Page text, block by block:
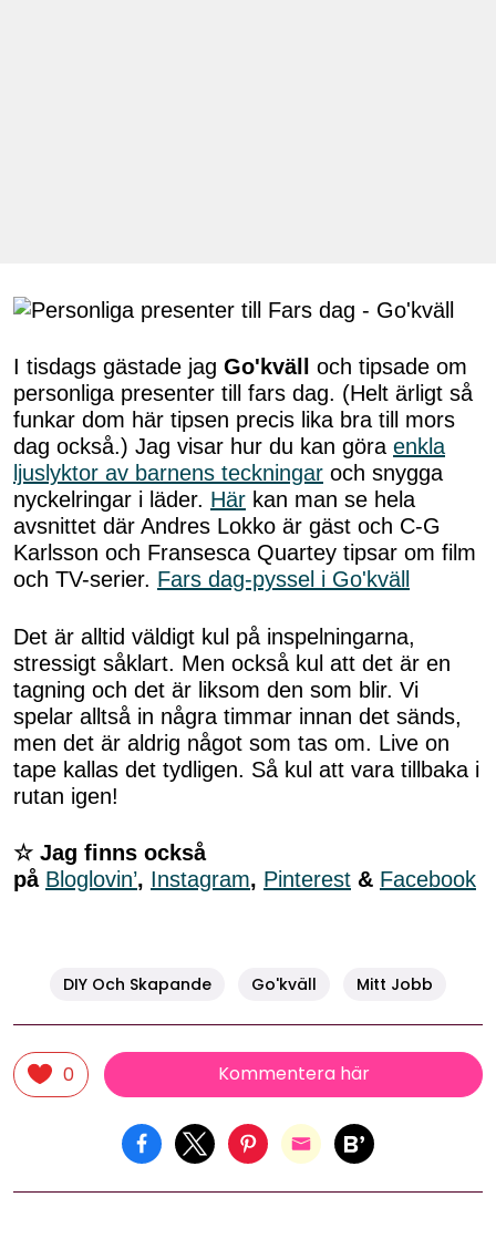
I tisdags gästade jag Go'kväll
och tipsade om
personliga presenter till fars dag. (Helt ärligt så
funkar dom här tipsen precis lika bra till mors
dag också.) Jag visar hur du kan göra enkla
ljuslyktor av barnens teckningar och snygga
nyckelringar i läder. Här kan man se hela
avsnittet där Andres Lokko är gäst och C-G
Karlsson och Fransesca Quartey tipsar om film
och TV-serier. Fars dag-pyssel i Go'kväll
Det är alltid väldigt kul på inspelningarna,
stressigt såklart. Men också kul att det är en
tagning och det är liksom den som blir. Vi
spelar alltså in några timmar innan det sänds,
men det är aldrig något som tas om. Live on
tape kallas det tydligen. Så kul att vara tillbaka i
rutan igen!
☆ Jag finns också
på Bloglovin’, Instagram, Pinterest & Facebook
DIY Och Skapande Go'kväll Mitt Jobb
0 Kommentera här